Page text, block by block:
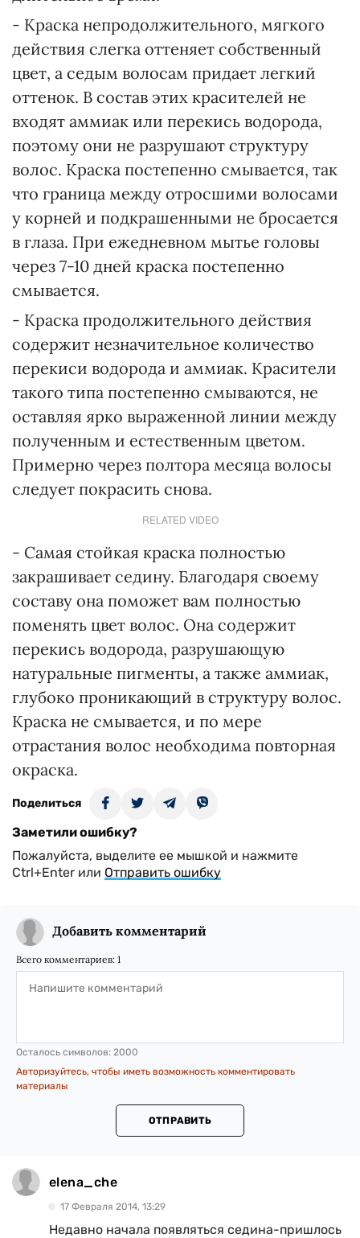
- Краска непродолжительного, мягкого
действия слегка оттеняет собственный
цвет, а седым волосам придает легкий
оттенок. В состав этих красителей не
входят аммиак или перекись водорода,
поэтому они не разрушают структуру
волос. Краска постепенно смывается, так
что граница между отросшими волосами
у корней и подкрашенными не бросается
в глаза. При ежедневном мытье головы
через 7-10 дней краска постепенно
смывается.
- Краска продолжительного действия
содержит незначительное количество
перекиси водорода и аммиак. Красители
такого типа постепенно смываются, не
оставляя ярко выраженной линии между
полученным и естественным цветом.
Примерно через полтора месяца волосы
следует покрасить снова.
RELATED VIDEO
- Самая стойкая краска полностью
закрашивает седину. Благодаря своему
составу она поможет вам полностью
поменять цвет волос. Она содержит
перекись водорода, разрушающую
натуральные пигменты, а также аммиак,
глубоко проникающий в структуру волос.
Краска не смывается, и по мере
отрастания волос необходима повторная
окраска.
Поделиться
Заметили ошибку?
Пожалуйста, выделите ее мышкой и нажмите
Ctrl+Enter или Отправить ошибку
Добавить комментарий
Всего комментариев: 1
Осталось символов: 2000
Авторизуйтесь, чтобы иметь возможность комментировать
материалы
ОТПРАВИТЬ
elena_che
17 Февраля 2014, 13:29
Недавно начала появляться седина-пришлось